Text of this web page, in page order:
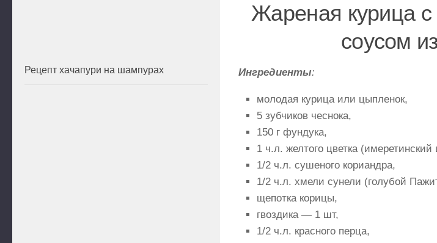
Жареная курица
соусом
Ингредиенты:
молодая курица или цыпленок,
5 зубчиков чеснока,
150 г фундука,
1 ч.л. желтого цветка
1/2 ч.л. сушеного кориандра,
1/2 ч.л. хмели сунели (голубой
щепотка корицы,
гвоздика — 1 шт,
1/2 ч.л. красного перца,
Рецепт хачапури на шампурах